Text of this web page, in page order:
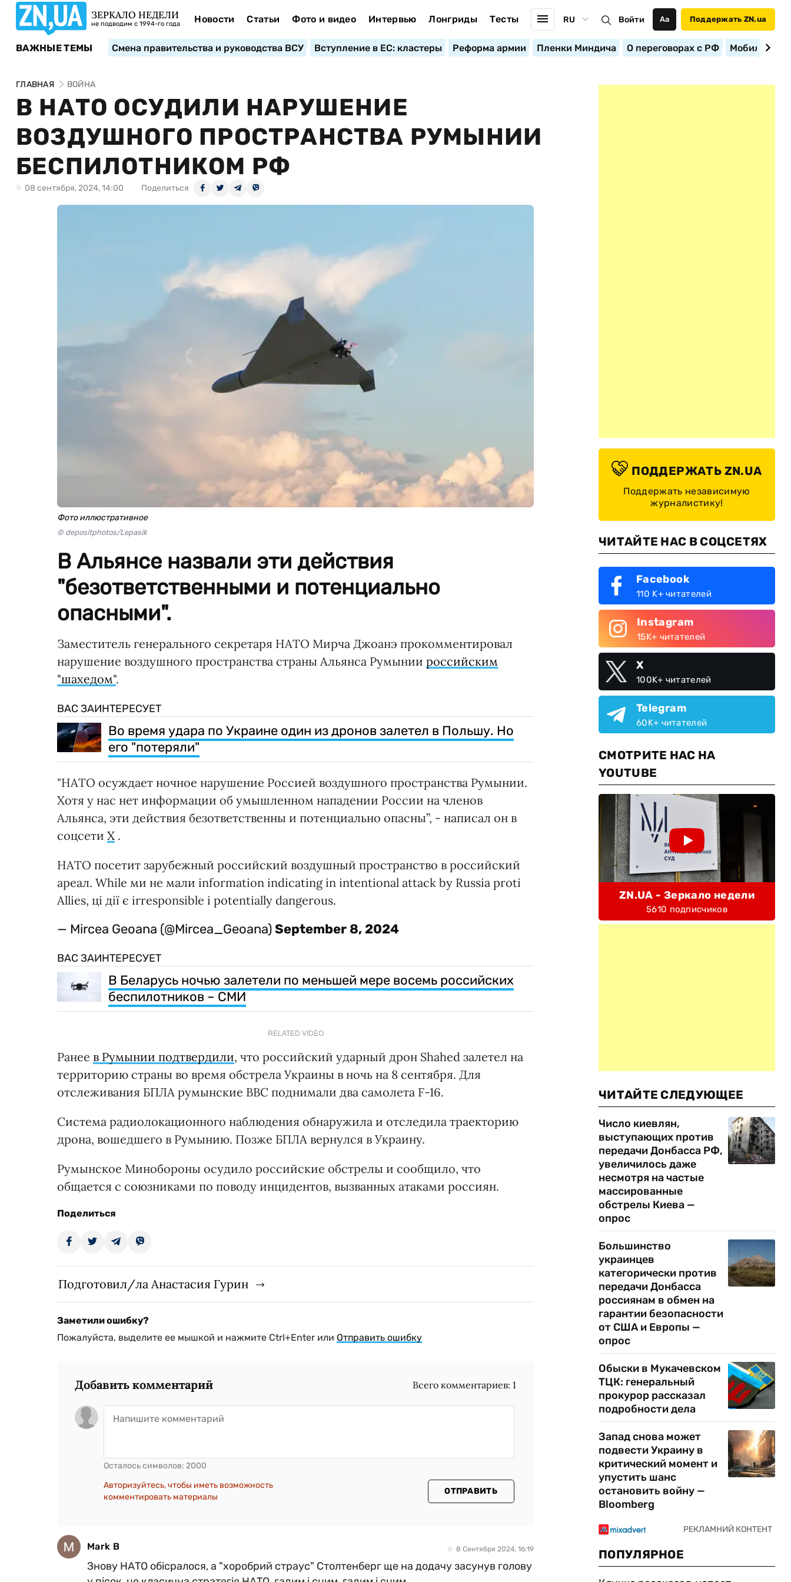
ЗЕРКАЛО НЕДЕЛИ
не подводим с 1994-го года Новости Статьи Фото и видео Интервью Лонгриды Тесты RU Войти Аа Поддержать ZN.ua
ВАЖНЫЕ ТЕМЫ Смена правительства и руководства ВСУ Вступление в ЕС: кластеры Реформа армии Пленки Миндича О переговорах с РФ
ГЛАВНАЯ ВОЙНА
В НАТО ОСУДИЛИ НАРУШЕНИЕ
ВОЗДУШНОГО ПРОСТРАНСТВА РУМЫНИИ
БЕСПИЛОТНИКОМ РФ
08 сентября, 2024, 14:00 Поделиться
Фото иллюстративное
© depositphotos/Lepasik
В Альянсе назвали эти действия
"безответственными и потенциально
опасными".
Заместитель генерального секретаря НАТО Мирча Джоанэ прокомментировал
нарушение воздушного пространства страны Альянса Румынии российским
"шахедом".
ВАС ЗАИНТЕРЕСУЕТ
Во время удара по Украине один из дронов залетел в Польшу. Но
его "потеряли"
"НАТО осуждает ночное нарушение Россией воздушного пространства Румынии.
Хотя у нас нет информации об умышленном нападении России на членов
Альянса, эти действия безответственны и потенциально опасны”, - написал он в
соцсети Х.
НАТО посетит зарубежный российский воздушный пространство в российский
ареал. While ми не мали information indicating in intentional attack by Russia proti
Allies, ці дії є irresponsible і potentially dangerous.
— Mircea Geoana (@Mircea_Geoana)September 8, 2024
ВАС ЗАИНТЕРЕСУЕТ
В Беларусь ночью залетели по меньшей мере восемь российских
беспилотников – СМИ
RELATED VIDEO
Ранее в Румынии подтвердили, что российский ударный дрон Shahed залетел на
территорию страны во время обстрела Украины в ночь на 8 сентября. Для
отслеживания БПЛА румынские ВВС поднимали два самолета F-16.
Система радиолокационного наблюдения обнаружила и отследила траекторию
дрона, вошедшего в Румынию. Позже БПЛА вернулся в Украину.
Румынское Минобороны осудило российские обстрелы и сообщило, что
общается с союзниками по поводу инцидентов, вызванных атаками россиян.
Поделиться
Подготовил/ла Анастасия Гурин
Заметили ошибку?
Пожалуйста, выделите ее мышкой и нажмите Ctrl+Enter или Отправить ошибку
Добавить комментарий Всего комментариев:1
Осталось символов: 2000
Авторизуйтесь, чтобы иметь возможность
комментировать материалы
ОТПРАВИТЬ
Mark B 8 Сентября 2024, 16:19
Знову НАТО обісралося, а "хоробрий страус" Столтенберг ще на додачу засунув голову
ПОДДЕРЖАТЬ ZN.UA
Поддержать независимую
журналистику!
ЧИТАЙТЕ НАС В СОЦСЕТЯХ
Facebook
110 K+ читателей
Instagram
15K+ читателей
X
100K+ читателей
Telegram
60K+ читателей
СМОТРИТЕ НАС НА
YOUTUBE
ZN.UA - Зеркало недели
5610 подписчиков
ЧИТАЙТЕ СЛЕДУЮЩЕЕ
Число киевлян,
выступающих против
передачи Донбасса РФ,
увеличилось даже
несмотря на частые
массированные
обстрелы Киева —
опрос
Большинство
украинцев
категорически против
передачи Донбасса
россиянам в обмен на
гарантии безопасности
от США и Европы —
опрос
Обыски в Мукачевском
ТЦК: генеральный
прокурор рассказал
подробности дела
Запад снова может
подвести Украину в
критический момент и
упустить шанс
остановить войну —
Bloomberg
ПОПУЛЯРНОЕ